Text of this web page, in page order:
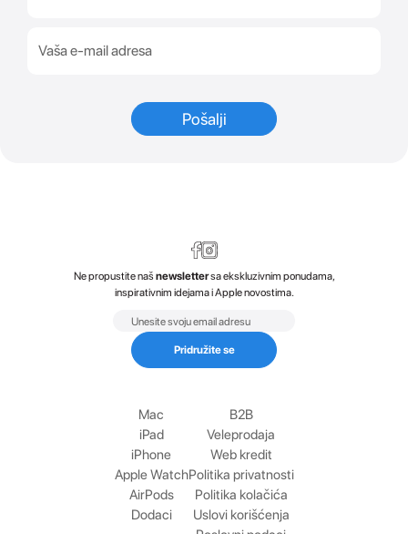
Ne propustite našnewslettersa ekskluzivnim ponudama,
inspirativnim idejama i Apple novostima.
Pridružite se
Mac
iPad
iPhone
Apple Watch
AirPods
Dodaci
B2B
Veleprodaja
Web kredit
Politika privatnosti
Politika kolačića
Uslovi korišćenja